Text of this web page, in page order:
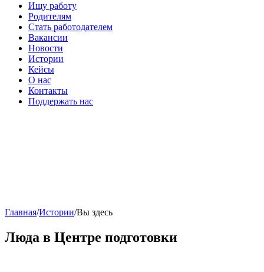
Ищу работу
Родителям
Стать работодателем
Вакансии
Новости
Истории
Кейсы
О нас
Контакты
Поддержать нас
Главная/Истории/Вы здесь
Люда в Центре подготовки